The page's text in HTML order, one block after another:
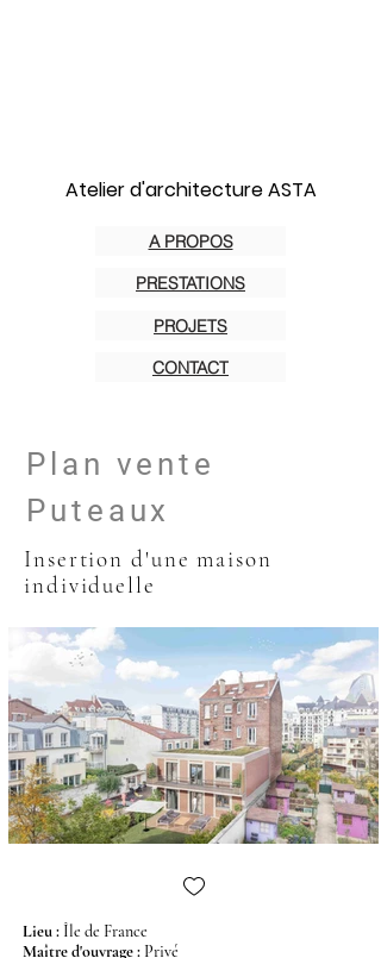
A PROPOS
PRESTATIONS
PROJETS
CONTACT
Atelier d'architecture ASTA
Plan vente
Puteaux
Insertion d'une maison
individuelle
Lieu : Île de France
Maître d'ouvrage: Privé